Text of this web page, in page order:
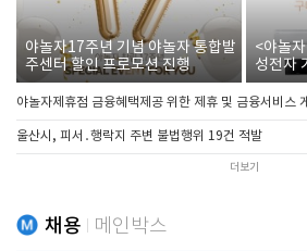
야놀자17주년 기념 야놀자 통합발
주센터 할인 프로모션 진행
<야놀
성전자
야놀자제휴점 금융혜택제공 위한 제휴 및 금융서비스
울산시, 피서․행락지 주변 불법행위 19건 적발
더보기
채용 메인박스